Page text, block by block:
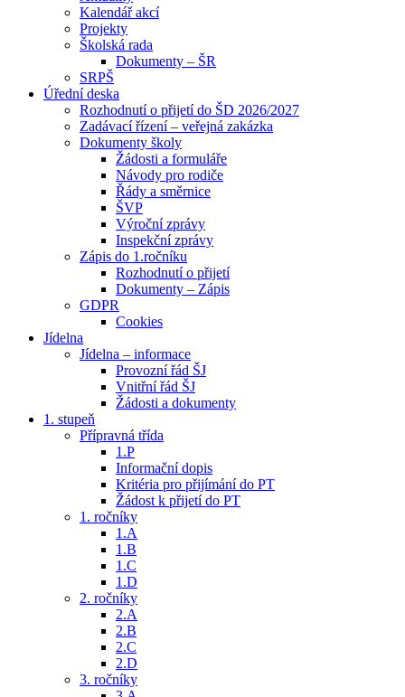
Kalendář akcí
Projekty
Školská rada
Dokumenty – ŠR
SRPŠ
Úřední deska
Rozhodnutí o přijetí do ŠD 2026/2027
Zadávací řízení – veřejná zakázka
Dokumenty školy
Žádosti a formuláře
Návody pro rodiče
Řády a směrnice
ŠVP
Výroční zprávy
Inspekční zprávy
Zápis do 1.ročníku
Rozhodnutí o přijetí
Dokumenty – Zápis
GDPR
Cookies
Jídelna
Jídelna – informace
Provozní řád ŠJ
Vnitřní řád ŠJ
Žádosti a dokumenty
1. stupeň
Přípravná třída
1.P
Informační dopis
Kritéria pro přijímání do PT
Žádost k přijetí do PT
1. ročníky
1.A
1.B
1.C
1.D
2. ročníky
2.A
2.B
2.C
2.D
3. ročníky